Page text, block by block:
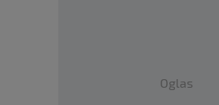
Oglas